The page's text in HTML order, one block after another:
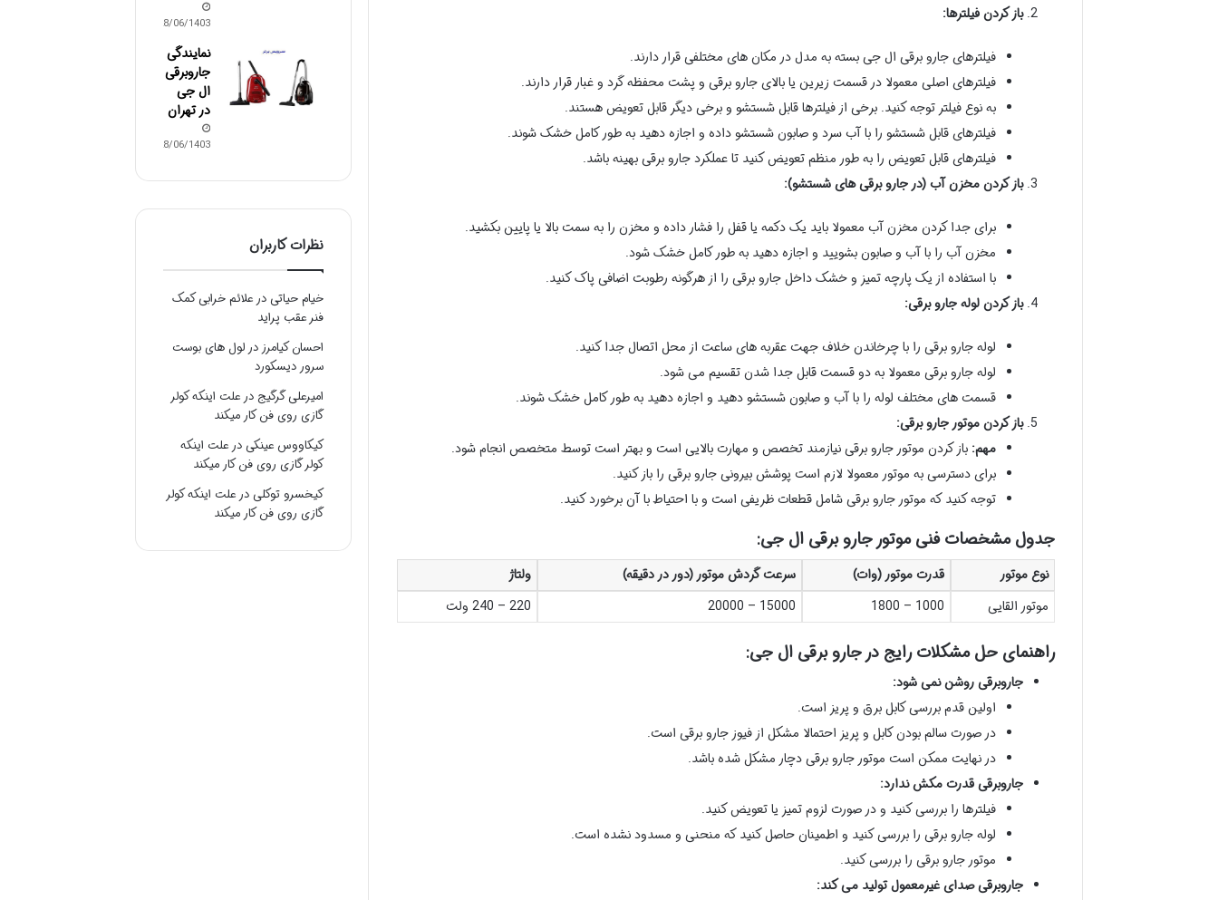
باز کردن فیلترها:
فیلترهای جارو برقی ال جی بسته به مدل در مکان های مختلفی قرار دارند.
فیلترهای اصلی معمولا در قسمت زیرین یا بالای جارو برقی و پشت محفظه گرد و غبار قرار دارند.
به نوع فیلتر توجه کنید. برخی از فیلترها قابل شستشو و برخی دیگر قابل تعویض هستند.
فیلترهای قابل شستشو را با آب سرد و صابون شستشو داده و اجازه دهید به طور کامل خشک شوند.
فیلترهای قابل تعویض را به طور منظم تعویض کنید تا عملکرد جارو برقی بهینه باشد.
باز کردن مخزن آب (در جارو برقی های شستشو):
برای جدا کردن مخزن آب معمولا باید یک دکمه یا قفل را فشار داده و مخزن را به سمت بالا یا پایین بکشید.
مخزن آب را با آب و صابون بشویید و اجازه دهید به طور کامل خشک شود.
با استفاده از یک پارچه تمیز و خشک داخل جارو برقی را از هرگونه رطوبت اضافی پاک کنید.
باز کردن لوله جارو برقی:
لوله جارو برقی را با چرخاندن خلاف جهت عقربه های ساعت از محل اتصال جدا کنید.
لوله جارو برقی معمولا به دو قسمت قابل جدا شدن تقسیم می شود.
قسمت های مختلف لوله را با آب و صابون شستشو دهید و اجازه دهید به طور کامل خشک شوند.
باز کردن موتور جارو برقی:
مهم: باز کردن موتور جارو برقی نیازمند تخصص و مهارت بالایی است و بهتر است توسط متخصص انجام شود.
برای دسترسی به موتور معمولا لازم است پوشش بیرونی جارو برقی را باز کنید.
توجه کنید که موتور جارو برقی شامل قطعات ظریفی است و با احتیاط با آن برخورد کنید.
جدول مشخصات فنی موتور جارو برقی ال جی:
نوع موتور قدرت موتور (وات) سرعت گردش موتور (دور در دقیقه)
ولتاژ
موتور القایی
1000 – 1800
15000 – 20000 220 – 240 ولت
راهنمای حل مشکلات رایج در جارو برقی ال جی:
جاروبرقی روشن نمی شود:
اولین قدم بررسی کابل برق و پریز است.
در صورت سالم بودن کابل و پریز احتمالا مشکل از فیوز جارو برقی است.
در نهایت ممکن است موتور جارو برقی دچار مشکل شده باشد.
جاروبرقی قدرت مکش ندارد:
فیلترها را بررسی کنید و در صورت لزوم تمیز یا تعویض کنید.
لوله جارو برقی را بررسی کنید و اطمینان حاصل کنید که منحنی و مسدود نشده است.
موتور جارو برقی را بررسی کنید.
جاروبرقی صدای غیرمعمول تولید می کند:
28/06/1403
نمایندگی
جاروبرقی
ال جی
در تهران
28/06/1403
نظرات کاربران
خیام حیاتیدر علائم خرابی کمک
فنر عقب پراید
احسان کیامرز در لول های بوست
سرور دیسکورد
امیرعلی گرگیج در علت اینکه کولر
گازی روی فن کار میکند
کیکاووس عینکیدر علت اینکه
کولر گازی روی فن کار میکند
کیخسرو توکلیدر علت اینکه کولر
گازی روی فن کار میکند